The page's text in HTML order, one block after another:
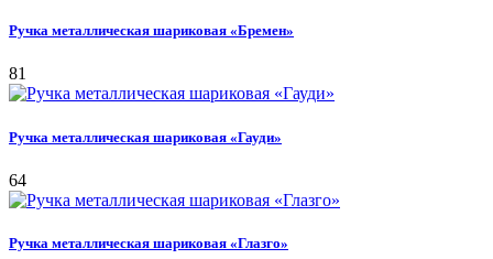
Ручка металлическая шариковая «Бремен»
81
Ручка металлическая шариковая «Гауди»
64
Ручка металлическая шариковая «Глазго»